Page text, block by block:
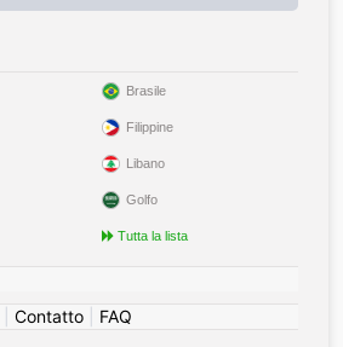
Brasile
Filippine
Libano
Golfo
Tutta la lista
Contatto FAQ